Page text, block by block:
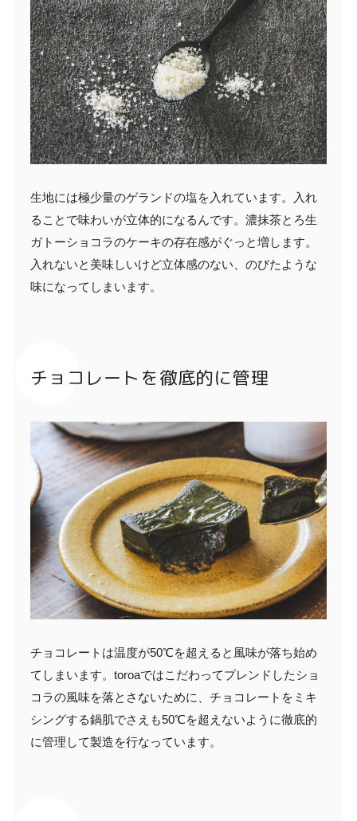
生地には極少量のゲランドの塩を入れています。入れ
ることで味わいが立体的になるんです。濃抹茶とろ生
ガトーショコラのケーキの存在感がぐっと増します。
入れないと美味しいけど立体感のない、のびたような
味になってしまいます。
チョコレートを徹底的に管理
チョコレートは温度が50℃を超えると風味が落ち始め
てしまいます。toroaではこだわってプレンドしたショ
コラの風味を落とさないために、チョコレートをミキ
シングする鍋肌でさえも50℃を超えないように徹底的
に管理して製造を行なっています。